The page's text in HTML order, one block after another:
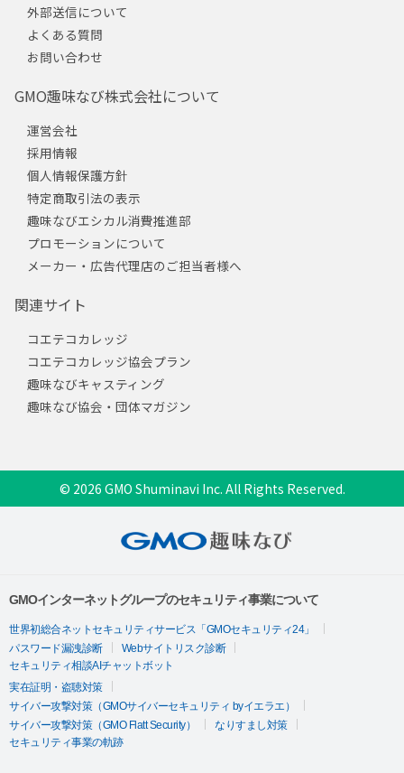
外部送信について
よくある質問
お問い合わせ
GMO趣味なび株式会社について
運営会社
採用情報
個人情報保護方針
特定商取引法の表示
趣味なびエシカル消費推進部
プロモーションについて
メーカー・広告代理店のご担当者様へ
関連サイト
コエテコカレッジ
コエテコカレッジ協会プラン
趣味なびキャスティング
趣味なび協会・団体マガジン
© 2026 GMO Shuminavi Inc. All Rights Reserved.